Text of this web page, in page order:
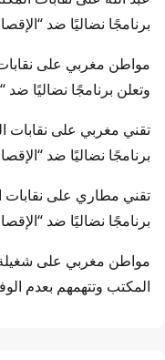
برنامجًا نضاليًا ضد
مواطن مغربي على
وتعلن برنامجًا نضاليًا ضد
تقني مغربي على نقابات
برنامجًا نضاليًا ضد
تقني مطاري على
برنامجًا نضاليًا ضد
مواطن مغربي على
المكتب وتتهمهم بعدم